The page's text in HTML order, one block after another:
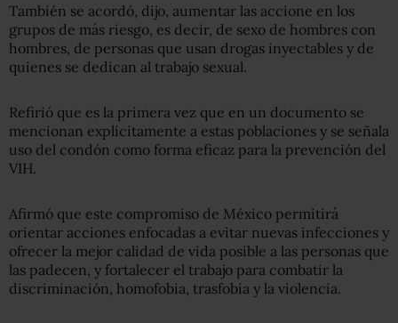
También se acordó, dijo, aumentar las accione en los
grupos de más riesgo, es decir, de sexo de hombres con
hombres, de personas que usan drogas inyectables y de
quienes se dedican al trabajo sexual.
Refirió que es la primera vez que en un documento se
mencionan explícitamente a estas poblaciones y se señala
uso del condón como forma eficaz para la prevención del
VIH.
Afirmó que este compromiso de México permitirá
orientar acciones enfocadas a evitar nuevas infecciones y
ofrecer la mejor calidad de vida posible a las personas que
las padecen, y fortalecer el trabajo para combatir la
discriminación, homofobia, trasfobía y la violencia.